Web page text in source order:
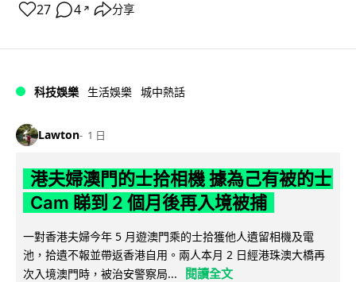
27 4 ↗ 分享
科技娛樂 生活娛樂 城中熱話
Lawton 1 日
港夫婦澳門的士拾相機 據為己有被的士
Cam 睇到 2 個月後再入境被捕
一對香港夫婦今年 5 月遊澳門乘的士拾獲他人遺留相機及電
池，拾遺不報並帶返香港自用。兩人本月 2 日經港珠澳大橋再
次入境澳門時，被治安警察局...
閱讀全文